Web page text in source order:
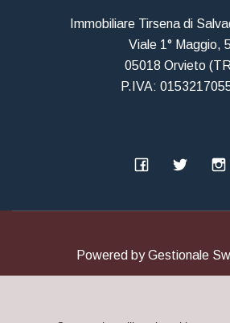
Immobiliare Tirsena di
Viale 1° Maggio,
05018 Orvieto
P.IVA:
Powered byGestionale